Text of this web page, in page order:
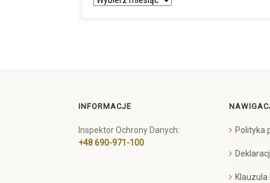
INFORMACJE
Inspektor Ochrony Danych:
+48 690-971-100
Polityka